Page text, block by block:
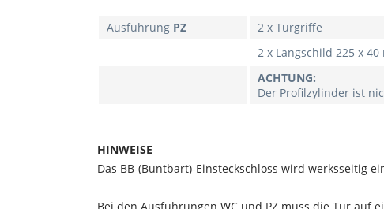
Ausführung PZ
2 x Türgriffe
2 x Langschild 225 x
ACHTUNG:
Der Profilzylinder ist
HINWEISE
Das BB-(Buntbart)-Einsteckschloss wird werksseitig